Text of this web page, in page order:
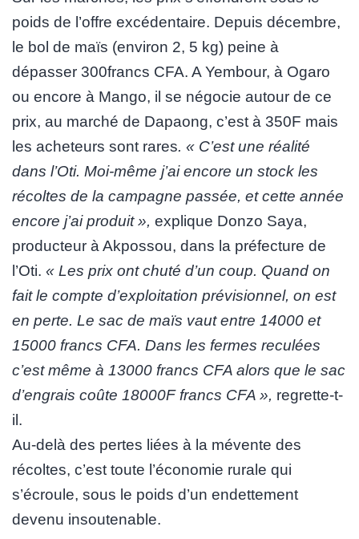
poids de l’offre excédentaire. Depuis décembre,
le bol de maïs (environ 2, 5 kg) peine à
dépasser 300francs CFA. A Yembour, à Ogaro
ou encore à Mango, il se négocie autour de ce
prix, au marché de Dapaong, c’est à 350F mais
les acheteurs sont rares. « C’est une réalité
dans l’Oti. Moi-même j’ai encore un stock les
récoltes de la campagne passée, et cette année
encore j’ai produit », explique Donzo Saya,
producteur à Akpossou, dans la préfecture de
l’Oti. « Les prix ont chuté d’un coup. Quand on
fait le compte d’exploitation prévisionnel, on est
en perte. Le sac de maïs vaut entre 14000 et
15000 francs CFA. Dans les fermes reculées
c’est même à 13000 francs CFA alors que le sac
d’engrais coûte 18000F francs CFA », regrette-t-
il.
Au-delà des pertes liées à la mévente des
récoltes, c’est toute l’économie rurale qui
s’écroule, sous le poids d’un endettement
devenu insoutenable.